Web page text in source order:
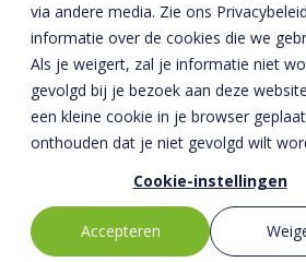
via andere media. Zie ons
informatie over de cookies die we
Als je weigert, zal je informatie niet
gevolgd bij je bezoek aan deze
een kleine cookie in je browser
onthouden dat je niet gevolgd wilt
Cookie-instellingen
Accepteren
BTE-bedrijven
Historie
Nieuws & Media
Duurzaamheid
Kennis
Innovatie
Invie (CIRRCON)
Invie (CIRRCON)
Invie nieuws
Kwaliteit
Contact
11 november 2022 - Bijgewerkt op
Wat zijn je taken
Assistent
BTE Groep